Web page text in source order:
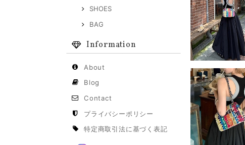
SHOES
BAG
Information
About
Blog
Contact
プライバシーポリシー
特定商取引法に基づく表記